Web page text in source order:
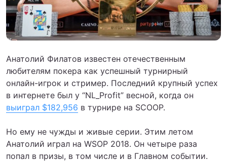
Анатолий Филатов известен отечественным
любителям покера как успешный турнирный
онлайн-игрок и стример. Последний крупный успех
в интернете был у “NL_Profit” весной, когда он
выиграл $182,956 в турнире на SCOOP.
Но ему не чужды и живые серии. Этим летом
Анатолий играл на WSOP 2018. Он четыре раза
попал в призы, в том числе и в Главном событии.